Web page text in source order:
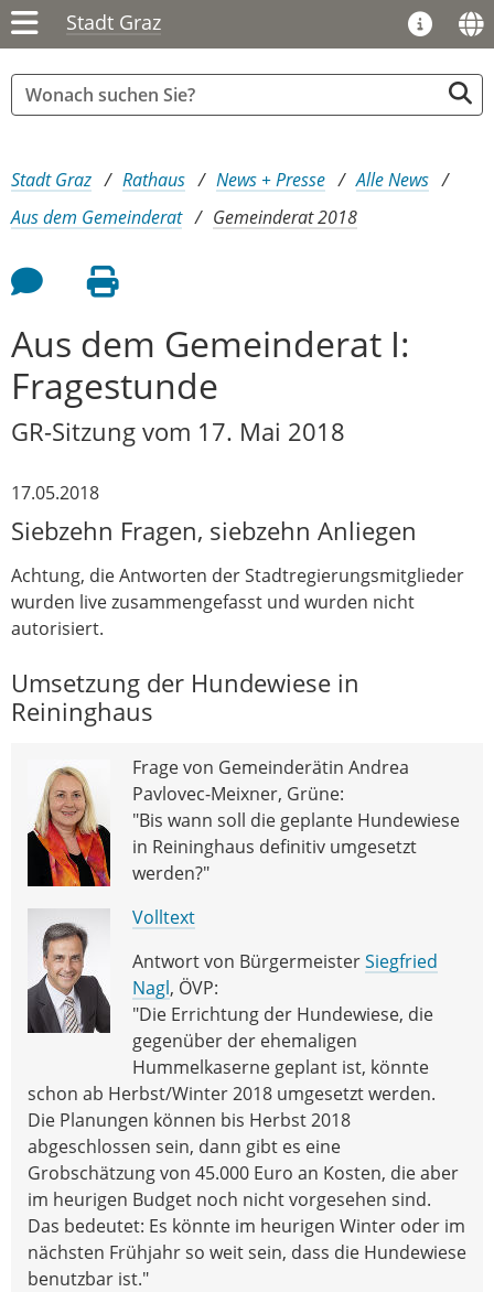
Stadt Graz
Sie sind hier:
Stadt Graz Rathaus News + Presse
Alle News
Aus dem Gemeinderat
Gemeinderat 2018
Feedback an Autor
Seite drucken
Aus dem Gemeinderat I:
Fragestunde
GR-Sitzung vom 17. Mai 2018
17.05.2018
Siebzehn Fragen, siebzehn Anliegen
Achtung, die Antworten der Stadtregierungsmitglieder
wurden live zusammengefasst und wurden nicht
autorisiert.
Umsetzung der Hundewiese in
Reininghaus
Frage von Gemeinderätin Andrea
Pavlovec-Meixner, Grüne:
"Bis wann soll die geplante Hundewiese
in Reininghaus definitiv umgesetzt
werden?"
Volltext
Antwort von BürgermeisterSiegfried
Nagl, ÖVP:
"Die Errichtung der Hundewiese, die
gegenüber der ehemaligen
Hummelkaserne geplant ist, könnte
schon ab Herbst/Winter 2018 umgesetzt werden.
Die Planungen können bis Herbst 2018
abgeschlossen sein, dann gibt es eine
Grobschätzung von 45.000 Euro an Kosten, die aber
im heurigen Budget noch nicht vorgesehen sind.
Das bedeutet: Es könnte im heurigen Winter oder im
nächsten Frühjahr so weit sein, dass die Hundewiese
benutzbar ist."